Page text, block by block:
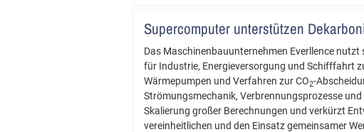
Supercomputer unterstützen
Das Maschinenbauunternehmen Everllence
für Industrie, Energieversorgung und Schifffahrt
Wärmepumpen und Verfahren zur CO2-
Strömungsmechanik, Verbrennungsprozesse
Skalierung großer Berechnungen und verkürzt
vereinheitlichen und den Einsatz gemeinsamer